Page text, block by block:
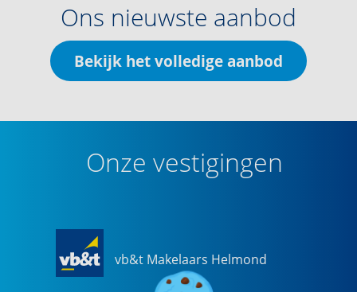
Ons nieuwste aanbod
Bekijk het volledige aanbod
Onze vestigingen
vb&t Makelaars Helmond